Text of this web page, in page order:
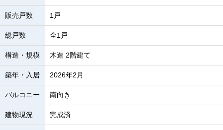
販売戸数 1戸
総戸数 全1戸
構造・規模 木造 2階建て
築年・入居 2026年2月
バルコニー 南向き
建物現況 完成済